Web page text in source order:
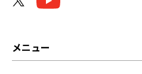
メニュー